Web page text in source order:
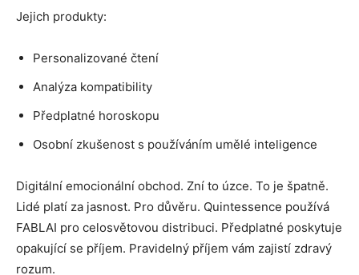
Jejich produkty:
Personalizované čtení
Analýza kompatibility
Předplatné horoskopu
Osobní zkušenost s používáním umělé inteligence
Digitální emocionální obchod. Zní to úzce. To je špatně.
Lidé platí za jasnost. Pro důvěru. Quintessence používá
FABLAI pro celosvětovou distribuci. Předplatné poskytuje
opakující se příjem. Pravidelný příjem vám zajistí zdravý
rozum.